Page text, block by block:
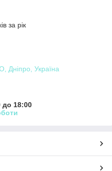
за рік
Дніпро, Україна
до 18:00